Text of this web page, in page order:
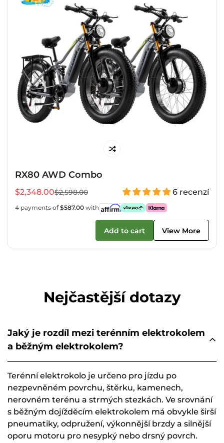
RX80 AWD Combo
Prodejní
cena
$2,348.00
Běžná
cena
$2,598.00 6 recenzí
4 payments of$587.00 with
Add to cart View More
Nejčastější dotazy
Jaký je rozdíl mezi terénním elektrokolem
a běžným elektrokolem?
Terénní elektrokolo je určeno pro jízdu po
nezpevněném povrchu, štěrku, kamenech,
nerovném terénu a strmých stezkách. Ve srovnání
s běžným dojížděcím elektrokolem má obvykle širší
pneumatiky, odpružení, výkonnější brzdy a silnější
oporu motoru pro nesypký nebo drsný povrch.